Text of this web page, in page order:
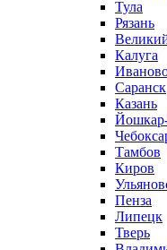
Тула
Рязань
Калуга
Саранск
Казань
Тамбов
Киров
Пенза
Липецк
Тверь